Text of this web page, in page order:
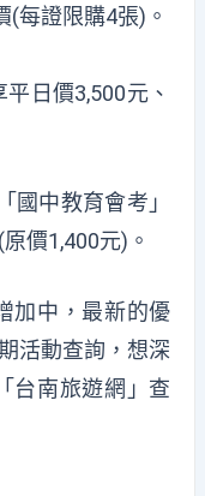
(每證限購4張)。
日價3,500元、
國中教育會考」
價1,400元)。
加中，最新的優
活動查詢，想深
台南旅遊網 」查